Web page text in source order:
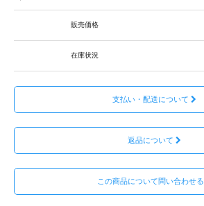
販売価格
在庫状況
支払い・配送について
返品について
この商品について問い合わせる